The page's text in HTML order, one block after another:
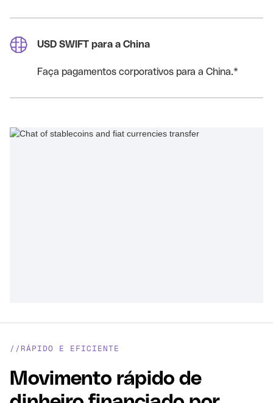
USD SWIFT para a China
Faça pagamentos corporativos para a China.*
//RÁPIDO E EFICIENTE
Movimento rápido de